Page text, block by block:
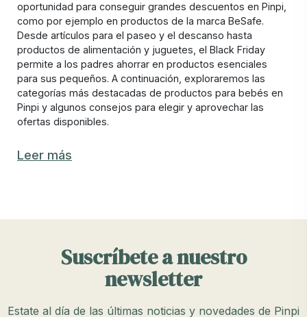
oportunidad para conseguir grandes descuentos en Pinpi,
como por ejemplo en productos de la marca BeSafe.
Desde artículos para el paseo y el descanso hasta
productos de alimentación y juguetes, el Black Friday
permite a los padres ahorrar en productos esenciales
para sus pequeños. A continuación, exploraremos las
categorías más destacadas de productos para bebés en
Pinpi y algunos consejos para elegir y aprovechar las
ofertas disponibles.
Productos para el paseo: carritos, sillas de
paseo y más en Black Friday
una inversión significativa para las familias. En Pinpi,
paseo de diferentes tipos, ya sea que busques un
modelo compacto para ciudad o uno más robusto para
terrenos variados. Aprovechar el Black Friday para
artículos de calidad que se usan a diario.
Leer más
Suscríbete a nuestro
newsletter
Estate al día de las últimas noticias y novedades de Pinpi